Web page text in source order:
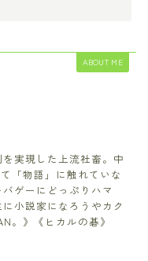
ABOUT ME
実現した上流社畜。中
「物語」に触れていな
ゲーにどっぷりハマ
小説家になろうやカク
。》《ヒカルの碁》